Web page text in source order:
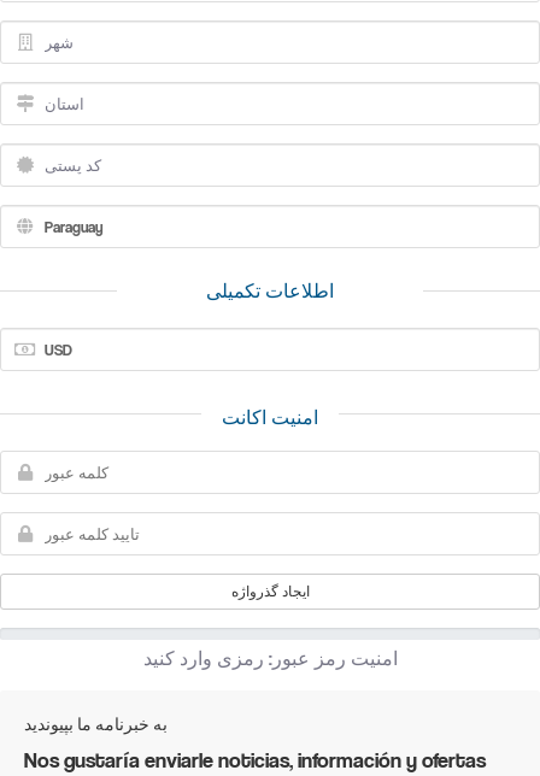
اطلاعات تکمیلی
امنیت اکانت
ایجاد گذرواژه
امنیت رمز عبور: رمزی وارد کنید
به خبرنامه ما بپیوندید
Nos gustaría enviarle noticias, información y ofertas